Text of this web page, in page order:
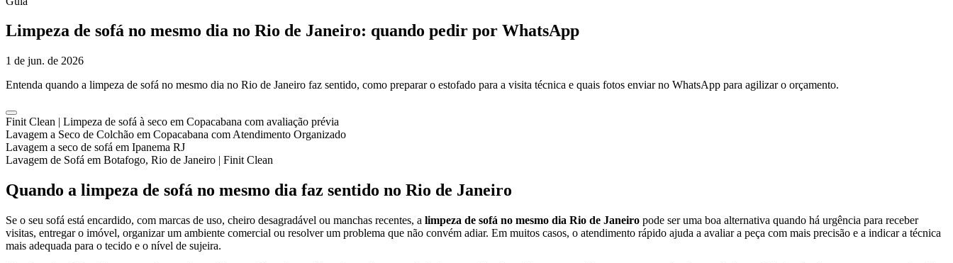
Limpeza de sofá no mesmo dia no Rio de Janeiro: quando pedir por WhatsApp
1 de jun. de 2026
Entenda quando a limpeza de sofá no mesmo dia no Rio de Janeiro faz sentido, como preparar o estofado para a visita técnica e quais fotos enviar no WhatsApp para agilizar o orçamento.
Finit Clean | Limpeza de sofá à seco em Copacabana com avaliação prévia
Lavagem a Seco de Colchão em Copacabana com Atendimento Organizado
Lavagem a seco de sofá em Ipanema RJ
Lavagem de Sofá em Botafogo, Rio de Janeiro | Finit Clean
Quando a limpeza de sofá no mesmo dia faz sentido no Rio de Janeiro
Se o seu sofá está encardido, com marcas de uso, cheiro desagradável ou manchas recentes, a limpeza de sofá no mesmo dia Rio de Janeiro pode ser uma boa alternativa quando há urgência para receber
visitas, entregar o imóvel, organizar um ambiente comercial ou resolver um problema que não convém adiar. Em muitos casos, o atendimento rápido ajuda a avaliar a peça com mais precisão e a indicar a técnica
mais adequada para o tecido e o nível de sujeira.